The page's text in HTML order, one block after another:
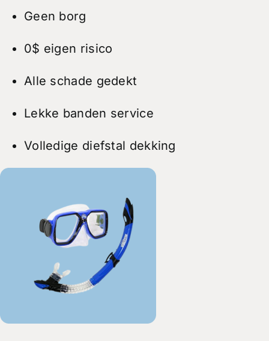
Geen borg
0$ eigen risico
Alle schade gedekt
Lekke banden service
Volledige diefstal dekking